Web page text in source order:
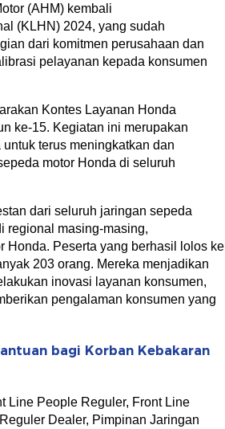
(AHM) kembali
(KLHN) 2024, yang sudah
dari komitmen perusahaan dan
pelayanan kepada konsumen
Kontes Layanan Honda
ke-15. Kegiatan ini merupakan
terus meningkatkan dan
motor Honda di seluruh
dari seluruh jaringan sepeda
regional masing-masing,
Honda. Peserta yang berhasil lolos ke
203 orang. Mereka menjadikan
inovasi layanan konsumen,
pengalaman konsumen yang
bagi Korban Kebakaran
Line People Reguler, Front Line
Dealer, Pimpinan Jaringan